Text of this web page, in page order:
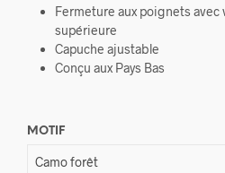
Fermeture aux poignets avec
supérieure
Capuche ajustable
Conçu aux Pays Bas
MOTIF